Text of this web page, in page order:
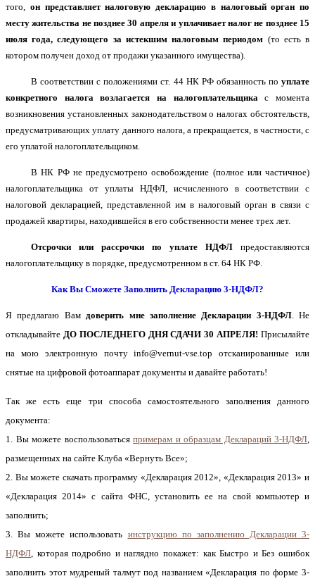
того, он представляет налоговую декларацию в налоговый орган по
месту жительства не позднее 30 апреля и уплачивает налог не позднее 15
июля года, следующего за истекшим налоговым периодом (то есть в
котором получен доход от продажи указанного имущества).
В соответствии с положениями ст. 44 НК РФ обязанность по уплате
конкретного налога возлагается на налогоплательщика с момента
возникновения установленных законодательством о налогах обстоятельств,
предусматривающих уплату данного налога, а прекращается, в частности, с
его уплатой налогоплательщиком.
В НК РФ не предусмотрено освобождение (полное или частичное)
налогоплательщика от уплаты НДФЛ, исчисленного в соответствии с
налоговой декларацией, представленной им в налоговый орган в связи с
продажей квартиры, находившейся в его собственности менее трех лет.
Отсрочки или рассрочки по уплате НДФЛ предоставляются
налогоплательщику в порядке, предусмотренном в ст. 64 НК РФ.
Как Вы Сможете Заполнить Декларацию 3-НДФЛ?
Я предлагаю Вам доверить мне заполнение Декларации 3-НДФЛ. Не
откладывайте ДО ПОСЛЕДНЕГО ДНЯ СДАЧИ 30 АПРЕЛЯ!Присылайте
на мою электронную почту info@vernut-vse.top отсканированные или
снятые на цифровой фотоаппарат документы и давайте работать!
Так же есть еще три способа самостоятельного заполнения данного
документа:
1. Вы можете воспользоваться примерам и образцам Деклараций 3-НДФЛ
размещенных на сайте Клуба «Вернуть Все»;
2. Вы можете скачать программу «Декларация 2012», «Декларация 2013» и
«Декларация 2014» с сайта ФНС, установить ее на свой компьютер и
заполнить;
3. Вы можете использовать инструкцию по заполнению Декларации 3-
НДФЛ , которая подробно и наглядно покажет: как Быстро и Без ошибок
заполнить этот мудреный талмут под названием «Декларация по форме 3-